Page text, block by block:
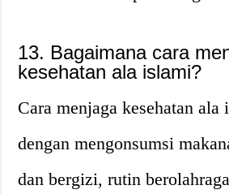
13. Bagaimana cara
kesehatan ala islami?
Cara menjaga kesehatan ala
dengan mengonsumsi
dan bergizi, rutin